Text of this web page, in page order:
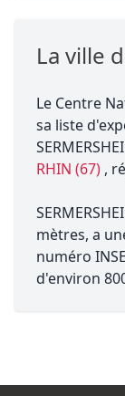
La ville
Le Centre
sa liste
RHIN (67) ,
mètres, a
numéro
d'environ